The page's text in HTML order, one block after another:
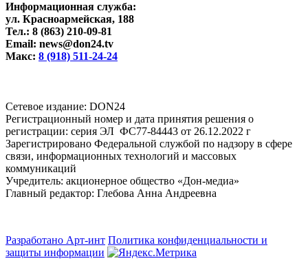
Информационная служба:
ул. Красноармейская, 188
Тел.: 8 (863) 210-09-81
Email: news@don24.tv
Макс: 8 (918) 511-24-24
Cетевое издание: DON24
Регистрационный номер и дата принятия решения о
регистрации: серия ЭЛ ФС77-84443 от 26.12.2022 г
Зарегистрировано Федеральной службой по надзору в сфере
связи, информационных технологий и массовых
коммуникаций
Учредитель: акционерное общество «Дон-медиа»
Главный редактор: Глебова Анна Андреевна
Разработано Арт-инт Политика конфиденциальности и
защиты информации